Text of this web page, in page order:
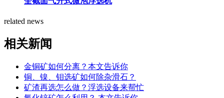
related news
相关新闻
金铜矿如何分离？本文告诉你
铜、镍、钼选矿如何除杂滑石？
矿渣再选怎么做？浮选设备来帮忙